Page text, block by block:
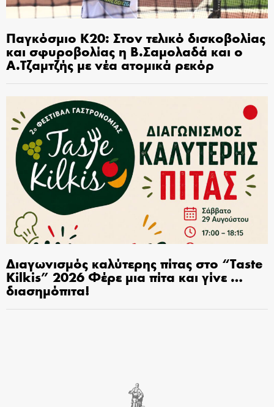
Παγκόσμιο Κ20: Στον τελικό δισκοβολίας
και σφυροβολίας η Β.Σαμολαδά και ο
Α.Τζαμτζής με νέα ατομικά ρεκόρ
Διαγωνισμός καλύτερης πίτας στο “Taste
Kilkis” 2026 Φέρε μια πίτα και γίνε …
διασημόπιτα!